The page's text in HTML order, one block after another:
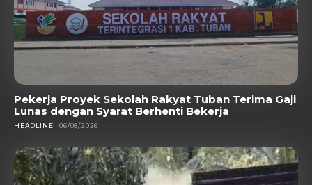
Pekerja Proyek Sekolah Rakyat Tuban Terima Gaji
Lunas dengan Syarat Berhenti Bekerja
HEADLINE 06/08/2026